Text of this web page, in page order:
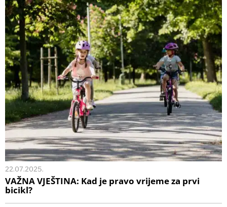
22.07.2025.
VAŽNA VJEŠTINA: Kad je pravo vrijeme za prvi
bicikl?